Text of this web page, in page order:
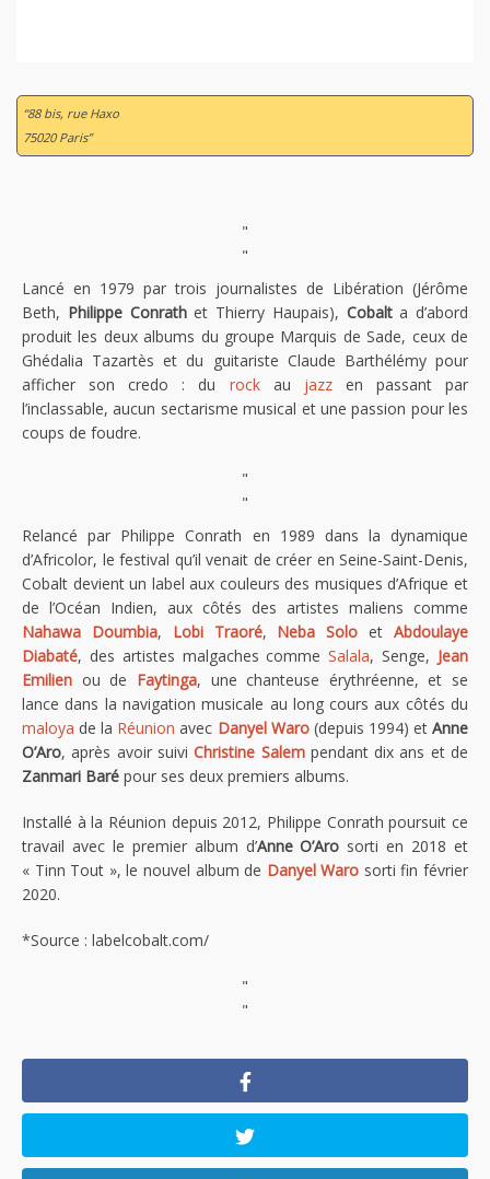
“88 bis, rue Haxo
75020 Paris”
"
"
Lancé en 1979 par trois journalistes de Libération (Jérôme
Beth, Philippe Conrathet Thierry Haupais), Cobalta d’abord
produit les deux albums du groupe Marquis de Sade, ceux de
Ghédalia Tazartès et du guitariste Claude Barthélémy pour
afficher son credo : du rockau jazzen passant par
l’inclassable, aucun sectarisme musical et une passion pour les
coups de foudre.
"
"
Relancé par Philippe Conrath en 1989 dans la dynamique
d’Africolor, le festival qu’il venait de créer en Seine-Saint-Denis,
Cobalt devient un label aux couleurs des musiques d’Afrique et
de l’Océan Indien, aux côtés des artistes maliens comme
Nahawa Doumbia, Lobi Traoré, Neba Solo etAbdoulaye
Diabaté, des artistes malgaches commeSalala, Senge, Jean
Emilien ou de Faytinga, une chanteuse érythréenne, et se
lance dans la navigation musicale au long cours aux côtés du
maloya de la Réunion avec Danyel Waro(depuis 1994) etAnne
O’Aro, après avoir suiviChristine Salempendant dix ans et de
Zanmari Baré pour ses deux premiers albums.
Installé à la Réunion depuis 2012, Philippe Conrath poursuit ce
travail avec le premier album d’Anne O’Aro sorti en 2018 et
« Tinn Tout », le nouvel album de Danyel Waro sorti fin février
2020.
*Source : labelcobalt.com/
"
"